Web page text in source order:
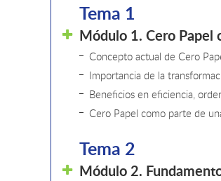
Tema 1
Módulo 1. Cero Papel
Concepto actual de Cero
Importancia de la
Beneficios en eficiencia,
Cero Papel como parte de
Tema 2
Módulo 2.